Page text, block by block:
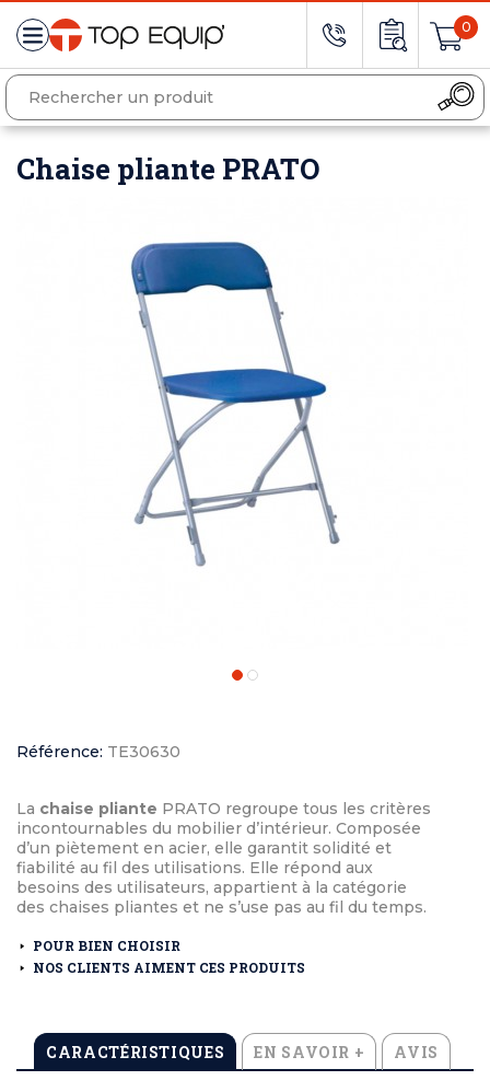
0
Chaise pliante PRATO
Référence: TE30630
La chaise pliante PRATO regroupe tous les critères
incontournables du mobilier d’intérieur. Composée
d’un piètement en acier, elle garantit solidité et
fiabilité au fil des utilisations. Elle répond aux
besoins des utilisateurs, appartient à la catégorie
des chaises pliantes et ne s’use pas au fil du temps.
POUR BIEN CHOISIR
NOS CLIENTS AIMENT CES PRODUITS
CARACTÉRISTIQUES EN SAVOIR + AVIS